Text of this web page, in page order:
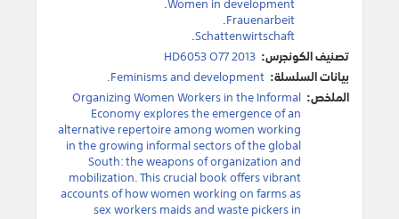
Frauenarbeit
.
Schattenwirtschaft
.
تصنيف الكونجرس: HD6053 O77 2013
بيانات السلسلة: Feminisms and development.
الملخص: Organizing Women Workers in the Informal
Economy explores the emergence of an
alternative repertoire among women working
in the growing informal sectors of the global
South: the weapons of organization and
mobilization. This crucial book offers vibrant
accounts of how women working on farms as
sex workers maids and waste pickers in